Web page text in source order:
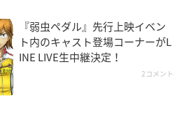
『弱虫ペダル』先行上映イベン
ト内のキャスト登場コーナーがL
INE LIVE生中継決定！
2コメント